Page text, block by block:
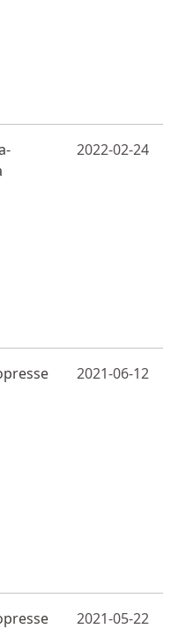
2022-02-24
2021-06-12
2021-05-22